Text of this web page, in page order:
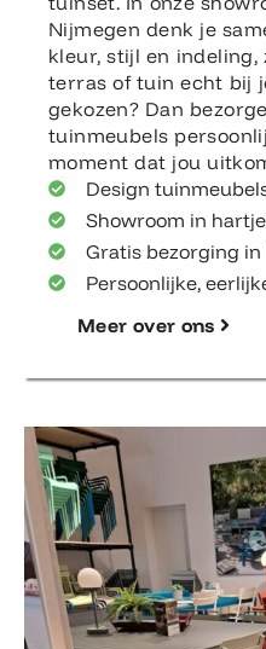
Nijmegen denk je
kleur, stijl en indeling,
terras of tuin echt bij
gekozen? Dan
tuinmeubels
moment dat jou
Design
Showroom in
Gratis bezorging
Persoonlijke,
Meer over ons